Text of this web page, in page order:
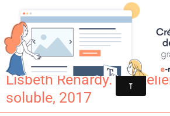
Croqu'livre
Le dernier cowboy /
Lisbeth Renardy. -
soluble, 2017